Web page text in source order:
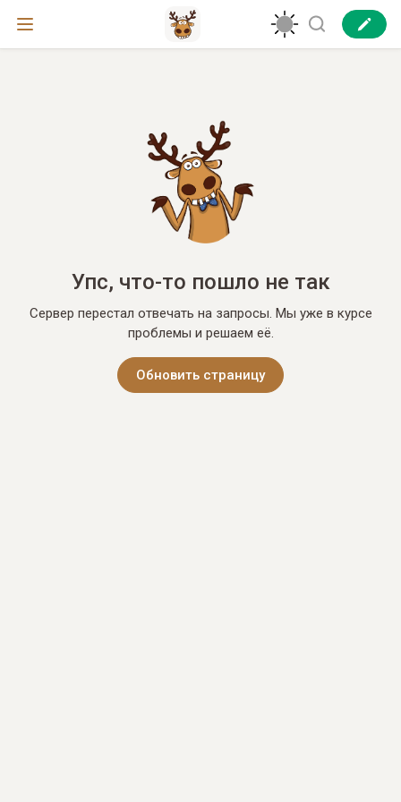
Упс, что-то пошло не так
Сервер перестал отвечать на запросы. Мы уже в курсе
проблемы и решаем её.
Обновить страницу